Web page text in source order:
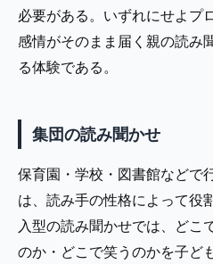
必要がある。いずれにせよプ
感情がそのまま届く親の読み
る体験である。
集団の読み聞かせ
保育園・学校・図書館などで
は、読み手の性格によって役
入型の読み聞かせでは、どこ
のか・どこで笑うのかを子ど